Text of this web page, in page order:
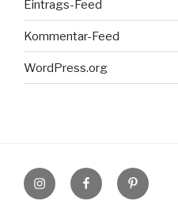
Eintrags-Feed
Kommentar-Feed
WordPress.org
InstagramFacebookPinterest